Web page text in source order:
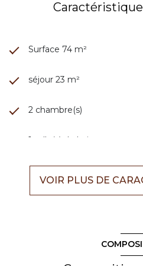
Surface 74 m²
séjour 23 m²
2 chambre(s)
1 salle(s) de bain
VOIR PLUS DE